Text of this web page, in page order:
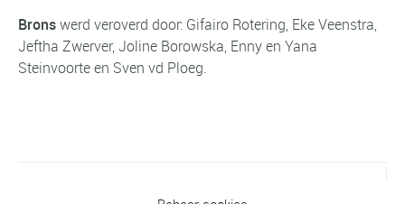
Bronswerd veroverd door: Gifairo Rotering, Eke Veenstra,
Jeftha Zwerver, Joline Borowska, Enny en Yana
Steinvoorte en Sven vd Ploeg.